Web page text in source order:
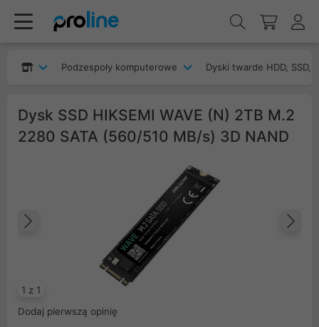
Podzespoły komputerowe Dyski twarde HDD, SSD,
Dysk SSD HIKSEMI WAVE (N) 2TB M.2
2280 SATA (560/510 MB/s) 3D NAND
1 z 1
Poprzedni
Dodaj pierwszą opinię